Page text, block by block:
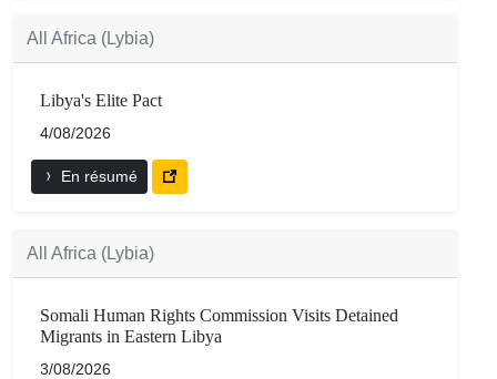
All Africa (Lybia)
Libya's Elite Pact
4/08/2026
En résumé
All Africa (Lybia)
Somali Human Rights Commission Visits Detained
Migrants in Eastern Libya
3/08/2026